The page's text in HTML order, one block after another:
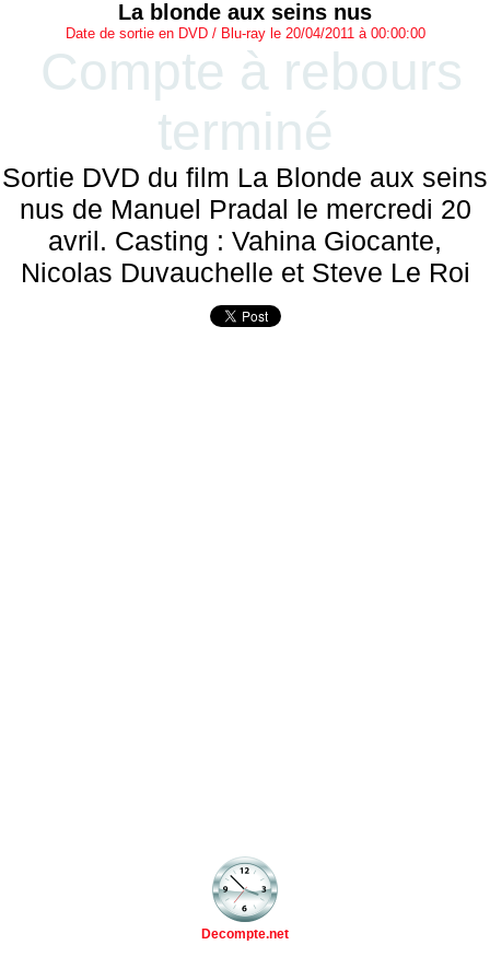
La blonde aux seins nus
Date de sortie en DVD / Blu-ray le 20/04/2011 à 00:00:00
Compte à rebours
terminé
Sortie DVD du film La Blonde aux seins
nus de Manuel Pradal le mercredi 20
avril. Casting : Vahina Giocante,
Nicolas Duvauchelle et Steve Le Roi
Decompte.net